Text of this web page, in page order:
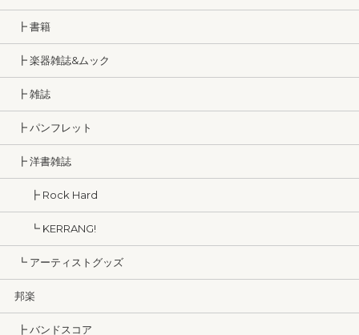
┣ 書籍
┣ 楽器雑誌&ムック
┣ 雑誌
┣ パンフレット
┣ 洋書雑誌
┣ Rock Hard
┗ KERRANG!
┗ アーティストグッズ
邦楽
┣ バンドスコア